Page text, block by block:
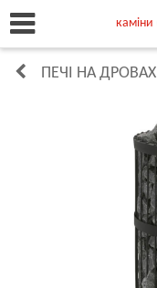
каміни
ПЕЧІ НА ДРОВАХ